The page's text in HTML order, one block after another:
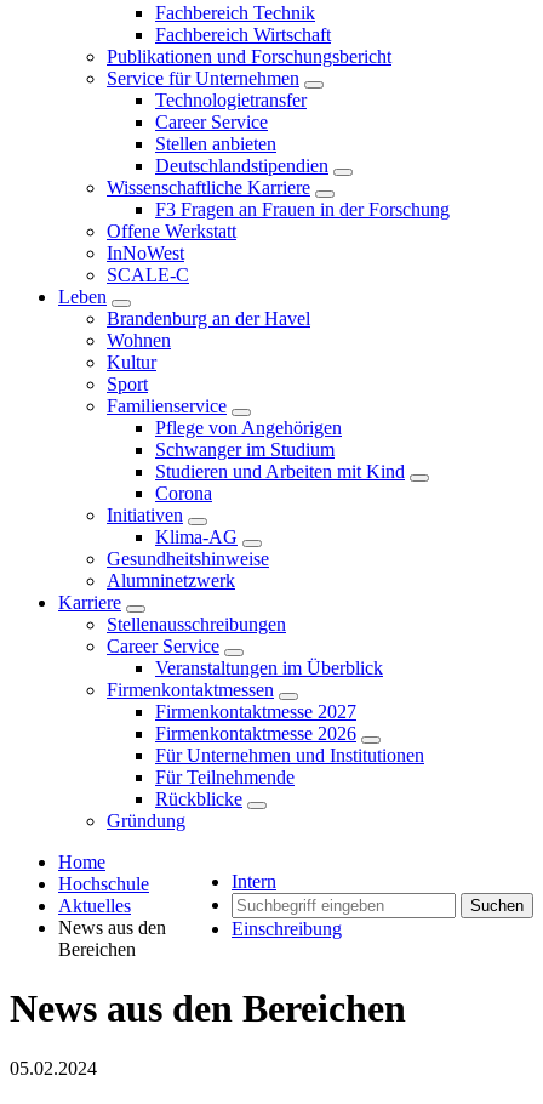
Fachbereich Technik
Fachbereich Wirtschaft
Publikationen und Forschungsbericht
Service für Unternehmen
Technologietransfer
Career Service
Stellen anbieten
Deutschlandstipendien
Wissenschaftliche Karriere
F3 Fragen an Frauen in der Forschung
Offene Werkstatt
InNoWest
SCALE-C
Leben
Brandenburg an der Havel
Wohnen
Kultur
Sport
Familienservice
Pflege von Angehörigen
Schwanger im Studium
Studieren und Arbeiten mit Kind
Corona
Initiativen
Klima-AG
Gesundheitshinweise
Alumninetzwerk
Karriere
Stellenausschreibungen
Career Service
Veranstaltungen im Überblick
Firmenkontaktmessen
Firmenkontaktmesse 2027
Firmenkontaktmesse 2026
Für Unternehmen und Institutionen
Für Teilnehmende
Rückblicke
Gründung
Intern
Suchen
Einschreibung
Home
Hochschule
Aktuelles
News aus den
Bereichen
News aus den Bereichen
05.02.2024